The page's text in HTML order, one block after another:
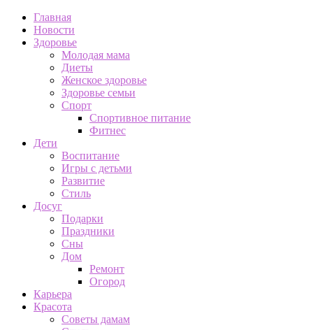
Главная
Новости
Здоровье
Молодая мама
Диеты
Женское здоровье
Здоровье семьи
Спорт
Спортивное питание
Фитнес
Дети
Воспитание
Игры с детьми
Развитие
Стиль
Досуг
Подарки
Праздники
Сны
Дом
Ремонт
Огород
Карьера
Красота
Советы дамам